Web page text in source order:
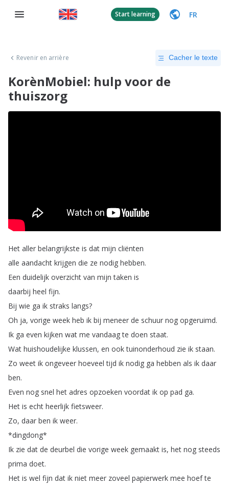
Start learning FR
Revenir en arrière Cacher le texte
KorènMobiel: hulp voor de
thuiszorg
Het aller belangrijkste is dat mijn cliënten
alle aandacht krijgen die ze nodig hebben.
Een duidelijk overzicht van mijn taken is
daarbij heel fijn.
Bij wie ga ik straks langs?
Oh ja, vorige week heb ik bij meneer de schuur nog opgeruimd.
Ik ga even kijken wat me vandaag te doen staat.
Wat huishoudelijke klussen, en ook tuinonderhoud zie ik staan.
Zo weet ik ongeveer hoeveel tijd ik nodig ga hebben als ik daar
ben.
Even nog snel het adres opzoeken voordat ik op pad ga.
Het is echt heerlijk fietsweer.
Zo, daar ben ik weer.
*dingdong*
Ik zie dat de deurbel die vorige week gemaakt is, het nog steeds
prima doet.
Het is wel fijn dat ik niet meer zoveel papierwerk mee hoef te